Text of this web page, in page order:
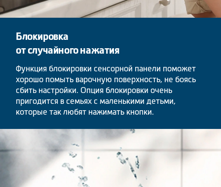
Блокировка
от случайного нажатия
Функция блокировки сенсорной панели поможет
хорошо помыть варочную поверхность, не боясь
сбить настройки. Опция блокировки очень
пригодится в семьях с маленькими детьми,
которые так любят нажимать кнопки.